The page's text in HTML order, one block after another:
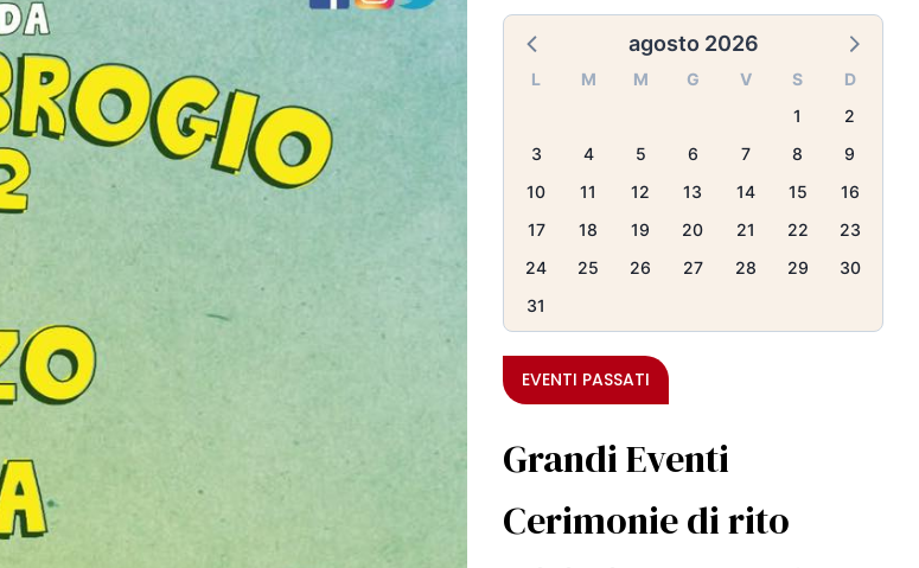
agosto 2026
L M M G V S
D
1
2
3
4 5 6 7 8
9
10
11 12 13 14 15
16
17
18 19 20 21 22
23
24
25 26 27 28 29
30
31
EVENTI PASSATI
Grandi Eventi
Cerimonie di rito